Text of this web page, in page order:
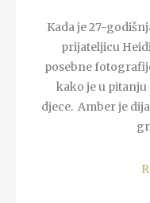
Kada je 27-
prijateljicu
posebne
kako je u
djece. Amber je